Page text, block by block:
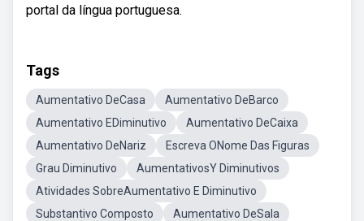
portal da língua portuguesa.
Tags
Aumentativo DeCasa
Aumentativo DeBarco
Aumentativo EDiminutivo
Aumentativo DeCaixa
Aumentativo DeNariz
Escreva ONome Das Figuras
Grau Diminutivo
AumentativosY Diminutivos
Atividades SobreAumentativo E Diminutivo
Substantivo Composto
Aumentativo DeSala